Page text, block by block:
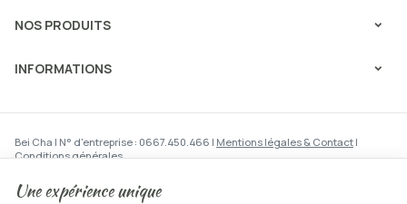
NOS PRODUITS
INFORMATIONS
Bei Cha | N° d'entreprise : 0667.450.466 | Mentions légales & Contact |
Conditions générales
Traitement de vos données par Google
© Copyright 2023-2026 -E-net Business
Une expérience unique